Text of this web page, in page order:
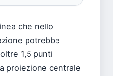
che nello
potrebbe
1,5 punti
proiezione centrale